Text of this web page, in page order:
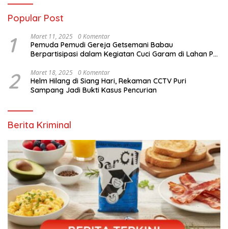
Popular Post
1 Maret 11, 2025 0 Komentar
Pemuda Pemudi Gereja Getsemani Babau
Berpartisipasi dalam Kegiatan Cuci Garam di Lahan PT.
Kegiatan Paskah
2 Maret 18, 2025 0 Komentar
Helm Hilang di Siang Hari, Rekaman CCTV Puri
Sampang Jadi Bukti Kasus Pencurian
Berita Kriminal